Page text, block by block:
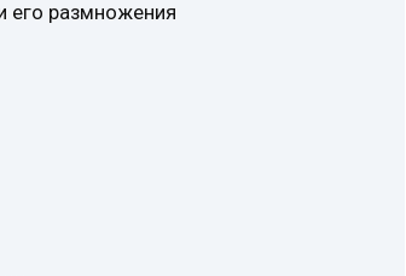
его размножения